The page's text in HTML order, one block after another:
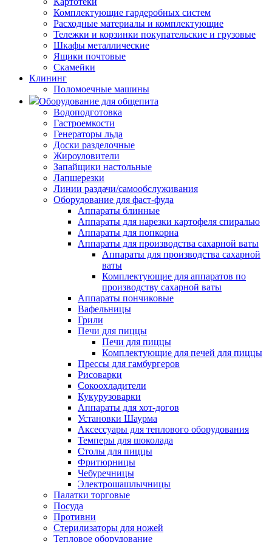
Комплектующие гардеробных систем
Расходные материалы и комплектующие
Тележки и корзинки покупательские и грузовые
Шкафы металлические
Ящики почтовые
Скамейки
Клининг
Поломоечные машины
Оборудование для общепита
Водоподготовка
Гастроемкости
Генераторы льда
Доски разделочные
Жироуловители
Запайщики настольные
Лапшерезки
Линии раздачи/самообслуживания
Оборудование для фаст-фуда
Аппараты блинные
Аппараты для нарезки картофеля спиралью
Аппараты для попкорна
Аппараты для производства сахарной ваты
Аппараты для производства сахарной
ваты
Комплектующие для аппаратов по
производству сахарной ваты
Аппараты пончиковые
Вафельницы
Грили
Печи для пиццы
Печи для пиццы
Комплектующие для печей для пиццы
Прессы для гамбургеров
Рисоварки
Сокоохладители
Кукурузоварки
Аппараты для хот-догов
Установки Шаурма
Аксессуары для теплового оборудования
Темперы для шоколада
Столы для пиццы
Фритюрницы
Чебуречницы
Электрошашлычницы
Палатки торговые
Посуда
Противни
Стерилизаторы для ножей
Тепловое оборудование